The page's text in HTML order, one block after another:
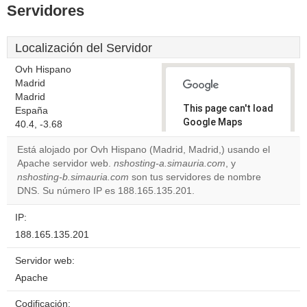
Servidores
Localización del Servidor
Ovh Hispano
Madrid
Madrid
España
40.4, -3.68
This page can't load
Google Maps
correctly.
Do you
own this
OK
Está alojado por Ovh Hispano (Madrid, Madrid,) usando el
Apache servidor web. nshosting-a.simauria.com, y
nshosting-b.simauria.com son tus servidores de nombre
DNS. Su número IP es 188.165.135.201.
IP:
188.165.135.201
Servidor web:
Apache
Codificación: